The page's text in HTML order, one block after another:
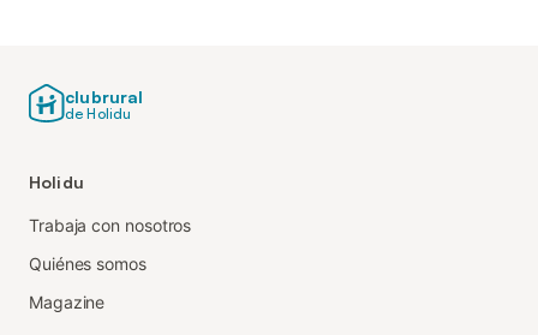
clubrural
de Holidu
Holidu
Trabaja con nosotros
Quiénes somos
Magazine